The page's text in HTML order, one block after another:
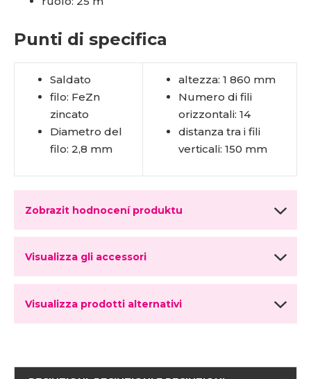
Punti di specifica
Saldato
filo: FeZn
zincato
Diametro del
filo: 2,8 mm
altezza: 1 860 mm
Numero di fili
orizzontali: 14
distanza tra i fili
verticali: 150 mm
Zobrazit hodnocení produktu
Visualizza gli accessori
Visualizza prodotti alternativi